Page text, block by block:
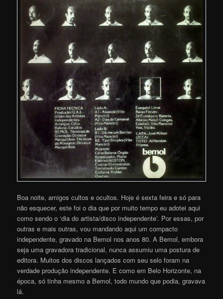
Boa noite, amigos cultos e ocultos. Hoje é sexta feira e só para
não esquecer, este foi o dia que por muito tempo eu adotei aqui
como sendo o ‘dia do artista/disco independente’. Por essas, por
outras e mais outras, vou mandando aqui um compacto
independente, gravado na Bemol nos anos 80. A Bemol, embora
seja uma gravadora tradicional, nunca assumiu uma postura de
editora. Muitos dos discos lançados com seu selo foram na
verdade produção independente. E como em Belo Horizonte, na
época, só tinha mesmo a Bemol, todo mundo que podia, gravava
lá.